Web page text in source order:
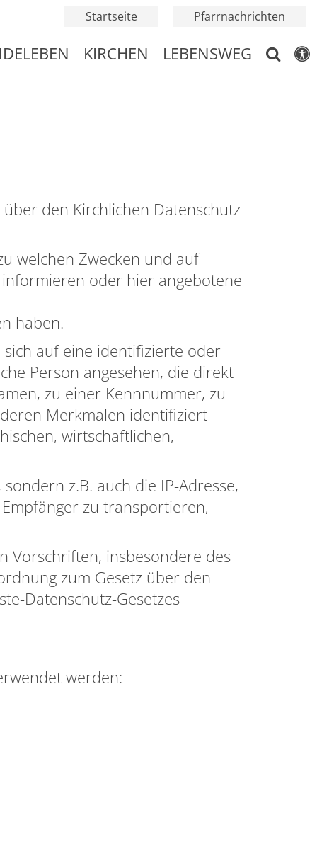
Startseite Pfarrnachrichten
KIRCHEN LEBENSWEG
den Kirchlichen Datenschutz
welchen Zwecken und auf
informieren oder hier angebotene
haben.
auf eine identifizierte oder
Person angesehen, die direkt
zu einer Kennnummer, zu
Merkmalen identifiziert
wirtschaftlichen,
z.B. auch die IP-Adresse,
zu transportieren,
Vorschriften, insbesondere des
zum Gesetz über den
Datenschutz-Gesetzes
werden: